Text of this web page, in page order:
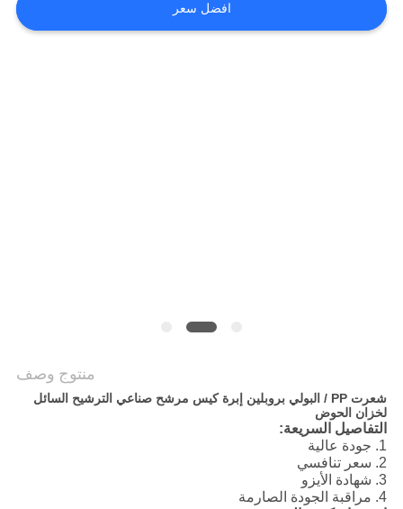
خريطة
افضل سعر
منتوج وصف
شعرت PP / البولي بروبلين إبرة كيس مرشح صناعي الترشيح السائل
لخزان الحوض
التفاصيل السريعة:
1. جودة عالية
2. سعر تنافسي
3. شهادة الأيزو
4. مراقبة الجودة الصارمة